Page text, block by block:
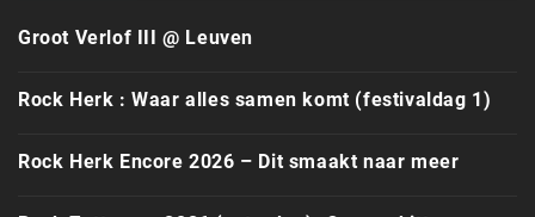
Groot Verlof III @ Leuven
Rock Herk : Waar alles samen komt (festivaldag 1)
Rock Herk Encore 2026 – Dit smaakt naar meer